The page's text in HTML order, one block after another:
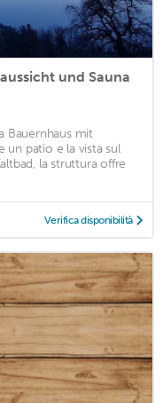
und Sauna
Bauernhaus mit
un patio e la vista sul
la struttura offre
Verifica disponibilità